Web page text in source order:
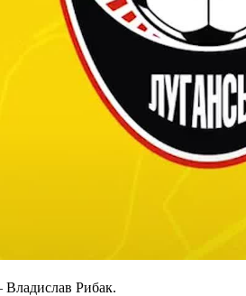
Владислав Рибак.